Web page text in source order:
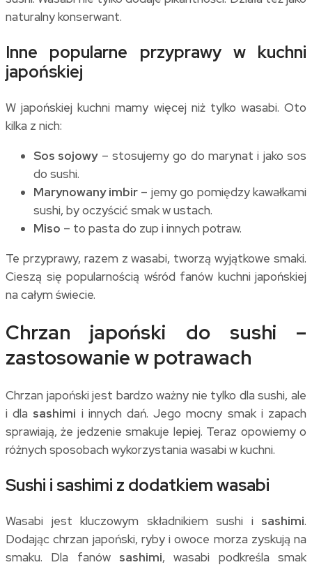
naturalny konserwant.
Inne popularne przyprawy w kuchni
japońskiej
W japońskiej kuchni mamy więcej niż tylko wasabi. Oto
kilka z nich:
Sos sojowy– stosujemy go do marynat i jako sos
do sushi.
Marynowany imbir– jemy go pomiędzy kawałkami
sushi, by oczyścić smak w ustach.
Miso – to pasta do zup i innych potraw.
Te przyprawy, razem z wasabi, tworzą wyjątkowe smaki.
Cieszą się popularnością wśród fanów kuchni japońskiej
na całym świecie.
Chrzan japoński do sushi –
zastosowanie w potrawach
Chrzan japoński jest bardzo ważny nie tylko dla sushi, ale
i dla sashimi i innych dań. Jego mocny smak i zapach
sprawiają, że jedzenie smakuje lepiej. Teraz opowiemy o
różnych sposobach wykorzystania wasabi w kuchni.
Sushi i sashimi z dodatkiem wasabi
Wasabi jest kluczowym składnikiem sushi i sashimi.
Dodając chrzan japoński, ryby i owoce morza zyskują na
smaku. Dla fanów sashimi, wasabi podkreśla smak